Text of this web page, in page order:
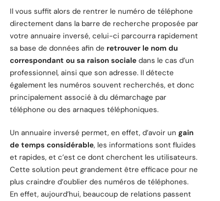
Il vous suffit alors de rentrer le numéro de téléphone
directement dans la barre de recherche proposée par
votre annuaire inversé, celui-ci parcourra rapidement
sa base de données afin de retrouver le nom du
correspondant ou sa raison sociale dans le cas d’un
professionnel, ainsi que son adresse. Il détecte
également les numéros souvent recherchés, et donc
principalement associé à du démarchage par
téléphone ou des arnaques téléphoniques.
Un annuaire inversé permet, en effet, d’avoir un gain
de temps considérable, les informations sont fluides
et rapides, et c’est ce dont cherchent les utilisateurs.
Cette solution peut grandement être efficace pour ne
plus craindre d’oublier des numéros de téléphones.
En effet, aujourd’hui, beaucoup de relations passent